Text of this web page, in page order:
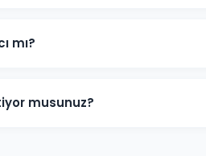
Ulusal SEO ise tüm Türkiye
mı?
sıralamalar zamanla gerilese
musunuz?